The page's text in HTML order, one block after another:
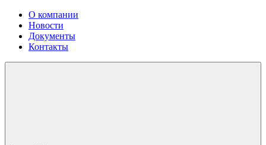
О компании
Новости
Документы
Контакты